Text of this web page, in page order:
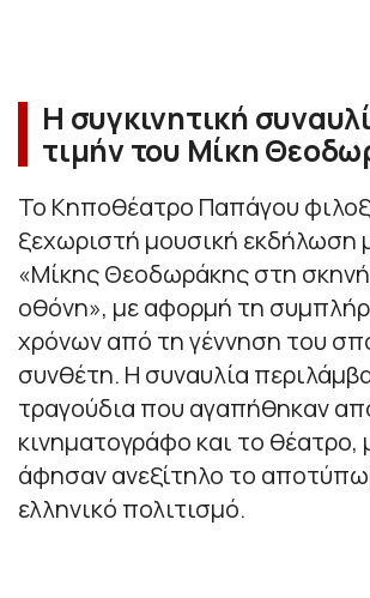
Η συγκινητική
τιμήν του Μίκη
Το Κηποθέατρο Παπάγου
ξεχωριστή μουσική εκδήλωση
«Μίκης Θεοδωράκης στη
οθόνη», με αφορμή τη
χρόνων από τη γέννηση του
συνθέτη. Η συναυλία
τραγούδια που αγαπήθηκαν
κινηματογράφο και το θέατρο,
άφησαν ανεξίτηλο το
ελληνικό πολιτισμό.